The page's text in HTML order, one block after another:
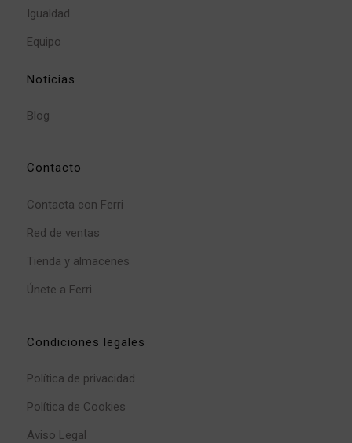
Igualdad
Equipo
Noticias
Blog
Contacto
Contacta con Ferri
Red de ventas
Tienda y almacenes
Únete a Ferri
Condiciones legales
Política de privacidad
Política de Cookies
Aviso Legal